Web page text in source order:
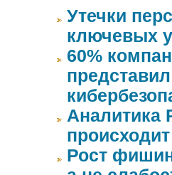
Утечки
ключевых
60%
Аналитика
Рост